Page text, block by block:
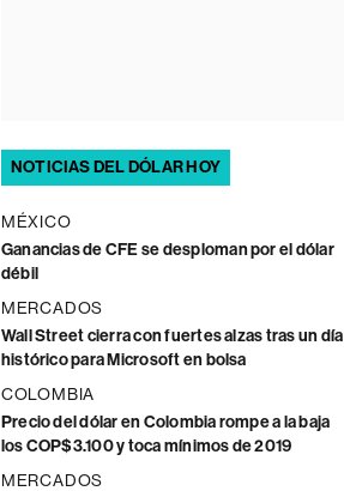
NOTICIAS DEL DÓLAR HOY
MÉXICO
Ganancias de CFE se desploman por el dólar
débil
MERCADOS
Wall Street cierra con fuertes alzas tras un día
histórico para Microsoft en bolsa
COLOMBIA
Precio del dólar en Colombia rompe a la baja
los COP$3.100 y toca mínimos de 2019
MERCADOS